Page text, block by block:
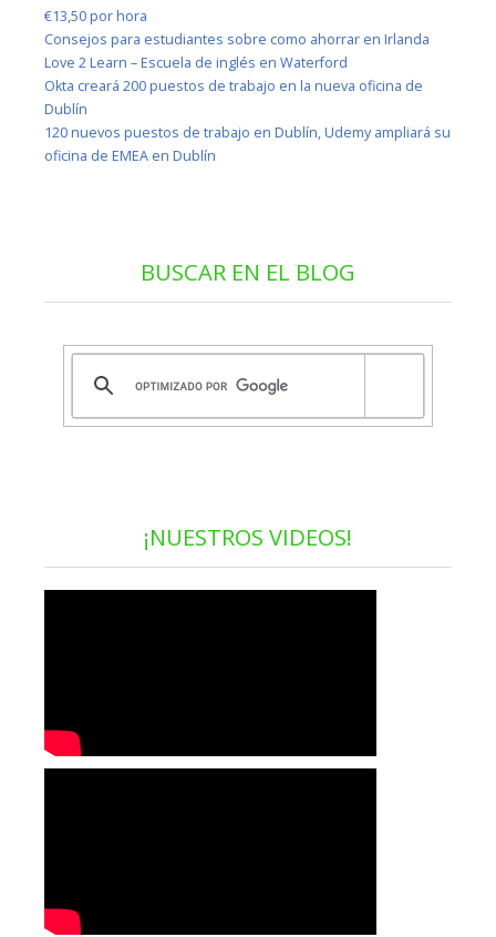
€13,50 por hora
Consejos para estudiantes sobre como ahorrar en Irlanda
Love 2 Learn – Escuela de inglés en Waterford
Okta creará 200 puestos de trabajo en la nueva oficina de
Dublín
120 nuevos puestos de trabajo en Dublín, Udemy ampliará su
oficina de EMEA en Dublín
BUSCAR EN EL BLOG
¡NUESTROS VIDEOS!